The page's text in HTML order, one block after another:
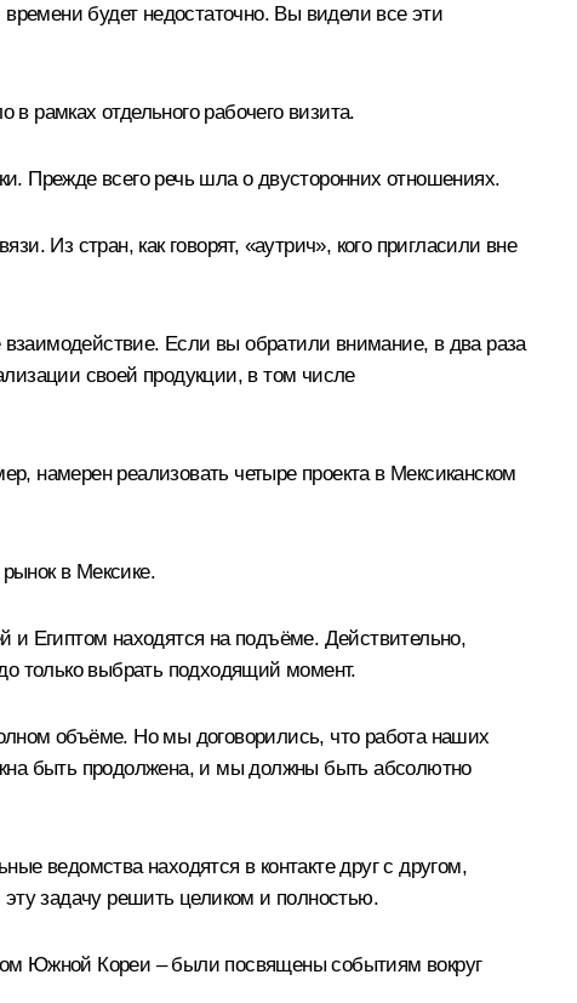
будет недостаточно. Вы видели все эти
рамках отдельного рабочего визита.
Прежде всего речь шла о двусторонних отношениях.
Из стран, как говорят, «аутрич», кого пригласили вне
Если вы обратили внимание, в два раза
своей продукции, в том числе
намерен реализовать четыре проекта в Мексиканском
в Мексике.
и Египтом находятся на подъёме. Действительно,
только выбрать подходящий момент.
объёме. Но мы договорились, что работа наших
быть продолжена, и мы должны быть абсолютно
ведомства находятся в контакте друг с другом,
задачу решить целиком и полностью.
Южной Кореи – были посвящены событиям вокруг